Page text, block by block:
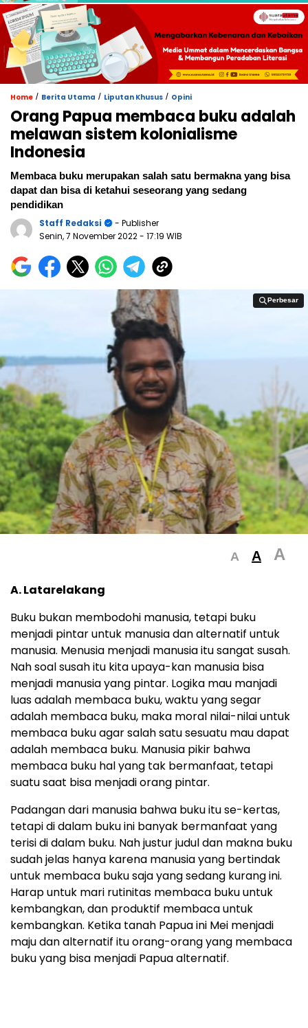
Home / Berita Utama / Liputan Khusus / Opini
Orang Papua membaca buku adalah
melawan sistem kolonialisme
Indonesia
Membaca buku merupakan salah satu bermakna yang bisa
dapat dan bisa di ketahui seseorang yang sedang
pendidikan
Staff Redaksi
- Publisher
Senin, 7 November 2022- 17:19 WIB
Perbesar
Perbesar
A A A
A. Latarelakang
Buku bukan membodohi manusia, tetapi buku
menjadi pintar untuk manusia dan alternatif untuk
manusia. Menusia menjadi manusia itu sangat susah.
Nah soal susah itu kita upaya-kan manusia bisa
menjadi manusia yang pintar. Logika mau manjadi
luas adalah membaca buku, waktu yang segar
adalah membaca buku, maka moral nilai-nilai untuk
membaca buku agar salah satu sesuatu mau dapat
adalah membaca buku. Manusia pikir bahwa
membaca buku hal yang tak bermanfaat, tetapi
suatu saat bisa menjadi orang pintar.
Padangan dari manusia bahwa buku itu se-kertas,
tetapi di dalam buku ini banyak bermanfaat yang
terisi di dalam buku. Nah justur judul dan makna buku
sudah jelas hanya karena manusia yang bertindak
untuk membaca buku saja yang sedang kurang ini.
Harap untuk mari rutinitas membaca buku untuk
kembangkan, dan produktif membaca untuk
kembangkan. Ketika tanah Papua ini Mei menjadi
maju dan alternatif itu orang-orang yang membaca
buku yang bisa menjadi Papua alternatif.